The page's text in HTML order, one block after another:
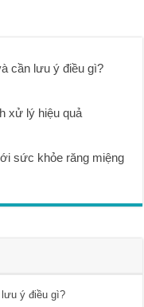
cần lưu ý điều gì?
xử lý hiệu quả
sức khỏe răng miệng
ý điều gì?